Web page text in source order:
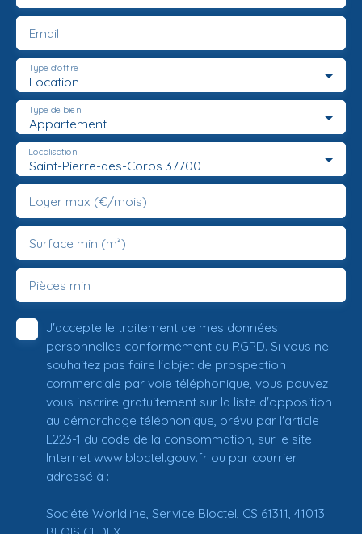
Email
Location
Type d'offre
Appartement
Type de bien
Saint-Pierre-des-Corps 37700
Localisation
Loyer max (€/mois)
Surface min (m²)
Pièces min
J'accepte le traitement de mes données
personnelles conformément au RGPD. Si vous ne
souhaitez pas faire l'objet de prospection
commerciale par voie téléphonique, vous pouvez
vous inscrire gratuitement sur la liste d'opposition
au démarchage téléphonique, prévu par l'article
L223-1 du code de la consommation, sur le site
Internet www.bloctel.gouv.fr ou par courrier
adressé à :
Société Worldline, Service Bloctel, CS 61311, 41013